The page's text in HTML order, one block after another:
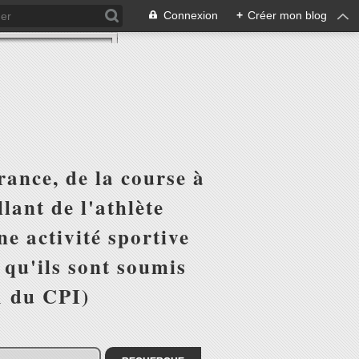
Connexion + Créer mon blog
de la course à
de l'athlète
activité sportive
sont soumis
du CPI)